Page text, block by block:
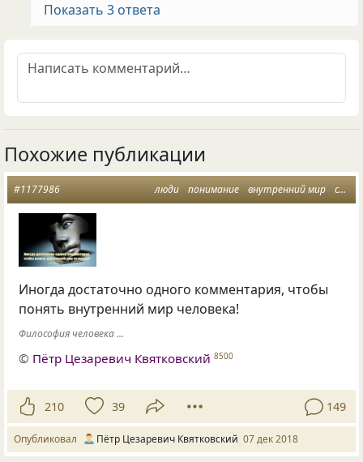
Показать 3 ответа
Похожие публикации
люди понимание внутренний мир социальные сети
#1177986
Иногда достаточно одного комментария, чтобы
понять внутренний мир человека!
Философия человека ...
© Пётр Цезаревич Квятковский 8500
210 39 149
Опубликовал Пётр Цезаревич Квятковский 07 дек 2018